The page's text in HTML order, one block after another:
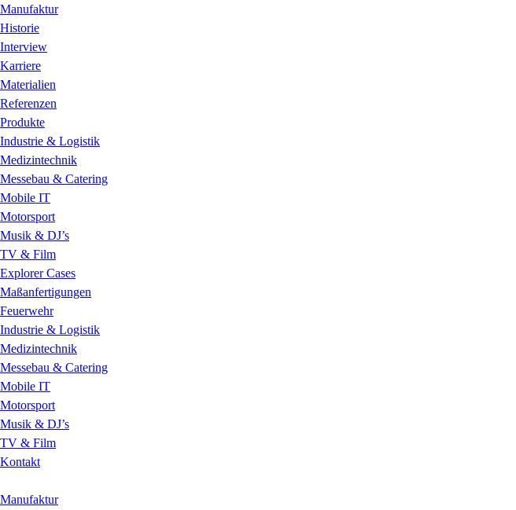
Manufaktur
Historie
Interview
Karriere
Materialien
Referenzen
Produkte
Industrie & Logistik
Medizintechnik
Messebau & Catering
Mobile IT
Motorsport
Musik & DJ’s
TV & Film
Explorer Cases
Maßanfertigungen
Feuerwehr
Industrie & Logistik
Medizintechnik
Messebau & Catering
Mobile IT
Motorsport
Musik & DJ’s
TV & Film
Kontakt
Manufaktur